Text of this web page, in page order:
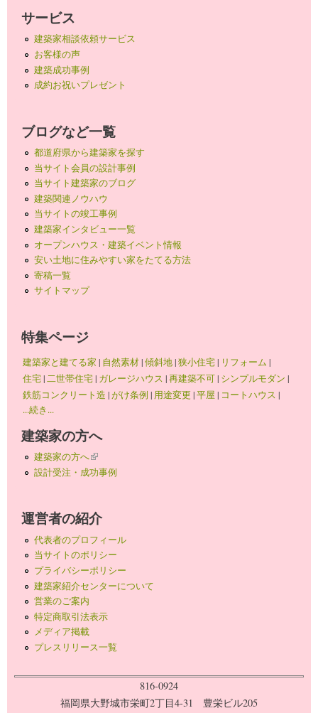
サービス
建築家相談依頼サービス
お客様の声
建築成功事例
成約お祝いプレゼント
ブログなど一覧
都道府県から建築家を探す
当サイト会員の設計事例
当サイト建築家のブログ
建築関連ノウハウ
当サイトの竣工事例
建築家インタビュー一覧
オープンハウス・建築イベント情報
安い土地に住みやすい家をたてる方法
寄稿一覧
サイトマップ
特集ページ
建築家と建てる家 | 自然素材|傾斜地|狭小住宅| リフォーム |
住宅|二世帯住宅| ガレージハウス |再建築不可| シンプルモダン |
鉄筋コンクリート造 |がけ条例 | 用途変更 |平屋 | コートハウス |
...続き...
建築家の方へ
建築家の方へ(link is external)
設計受注・成功事例
運営者の紹介
代表者のプロフィール
当サイトのポリシー
プライバシーポリシー
建築家紹介センターについて
営業のご案内
特定商取引法表示
メディア掲載
プレスリリース一覧
816-0924
福岡県大野城市栄町2丁目4-31 豊栄ビル205